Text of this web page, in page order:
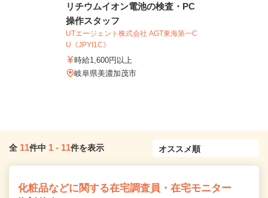
リチウムイオン電池の検査・PC
操作スタッフ
UTエージェント株式会社 AGT東海第一C
U《JPYI1C》
時給1,600円以上
岐阜県美濃加茂市
全 11件中 1 - 11件を表示
化粧品などに関する在宅調査員・在宅モニター